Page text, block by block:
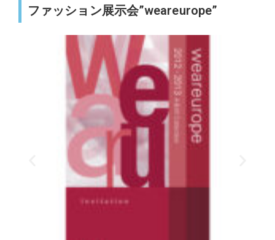
ファッション展示会”weareurope”